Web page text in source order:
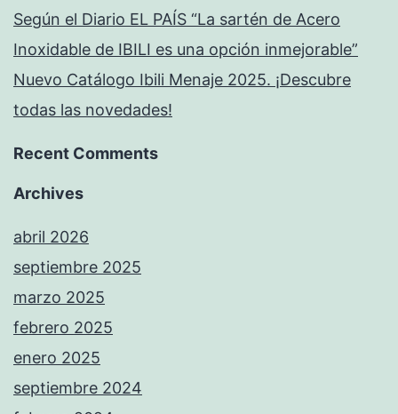
Según el Diario EL PAÍS “La sartén de Acero
Inoxidable de IBILI es una opción inmejorable”
Nuevo Catálogo Ibili Menaje 2025. ¡Descubre
todas las novedades!
Recent Comments
Archives
abril 2026
septiembre 2025
marzo 2025
febrero 2025
enero 2025
septiembre 2024